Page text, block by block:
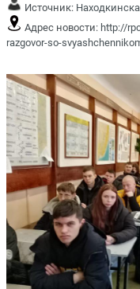
Источник:
Адрес новости: http://
razgovor-so-